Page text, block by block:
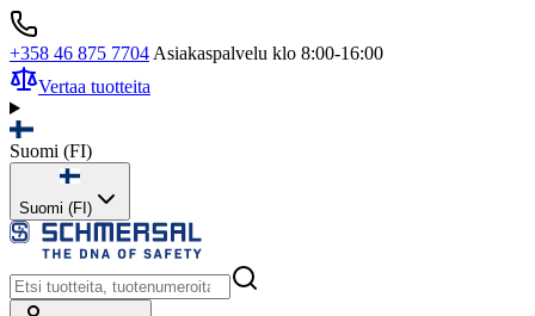
+358 46 875 7704 Asiakaspalvelu klo 8:00-16:00
Vertaa tuotteita
Suomi (FI)
Suomi (FI)